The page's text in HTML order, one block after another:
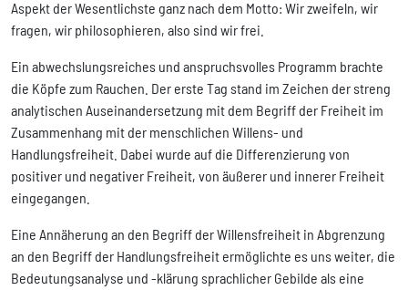
Aspekt der Wesentlichste ganz nach dem Motto: Wir zweifeln, wir
fragen, wir philosophieren, also sind wir frei.
Ein abwechslungsreiches und anspruchsvolles Programm brachte
die Köpfe zum Rauchen. Der erste Tag stand im Zeichen der streng
analytischen Auseinandersetzung mit dem Begriff der Freiheit im
Zusammenhang mit der menschlichen Willens- und
Handlungsfreiheit. Dabei wurde auf die Differenzierung von
positiver und negativer Freiheit, von äußerer und innerer Freiheit
eingegangen.
Eine Annäherung an den Begriff der Willensfreiheit in Abgrenzung
an den Begriff der Handlungsfreiheit ermöglichte es uns weiter, die
Bedeutungsanalyse und -klärung sprachlicher Gebilde als eine